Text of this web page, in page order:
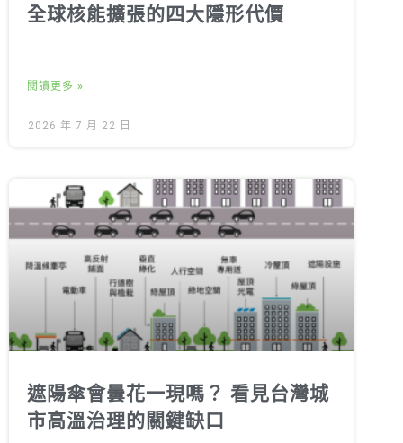
全球核能擴張的四大隱形代價
閱讀更多 »
2026 年 7 月 22 日
遮陽傘會曇花一現嗎？ 看見台灣城
市高溫治理的關鍵缺口